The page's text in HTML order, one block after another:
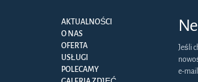
AKTUALNOŚCI
O NAS
OFERTA
USŁUGI
POLECAMY
Jeśli
e-